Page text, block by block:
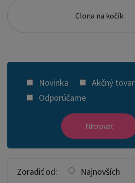
Clona na kočík
Novinka
Akčný tovar
Odporúčame
filtrovať
Zoradiť od:
Najnovších